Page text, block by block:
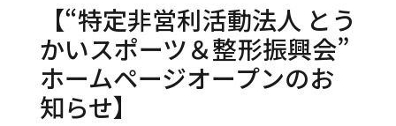
【“特定非営利活動法人 とう
かいスポーツ＆整形振興会”
ホームページオープンのお
知らせ】